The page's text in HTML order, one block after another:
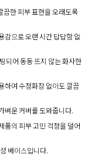
끔한 피부 표현을 오래도록
감으로 오랜 시간 답답함 없
되어 동동 뜨지 않는 화사한
하여 수정화장 없이도 깔끔
벼운 커버를 도와줍니다.
품의 피부 고민 걱정을 덜어
베이스입니다.